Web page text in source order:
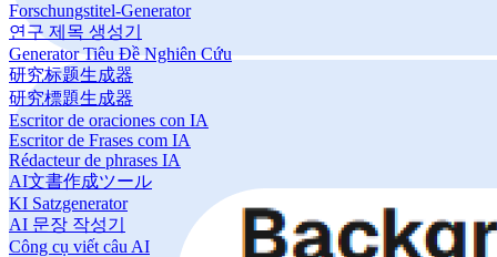
Forschungstitel-Generator
연구 제목 생성기
Generator Tiêu Đề Nghiên Cứu
研究标题生成器
研究標題生成器
Escritor de oraciones con IA
Escritor de Frases com IA
Rédacteur de phrases IA
AI文書作成ツール
KI Satzgenerator
AI 문장 작성기
Công cụ viết câu AI